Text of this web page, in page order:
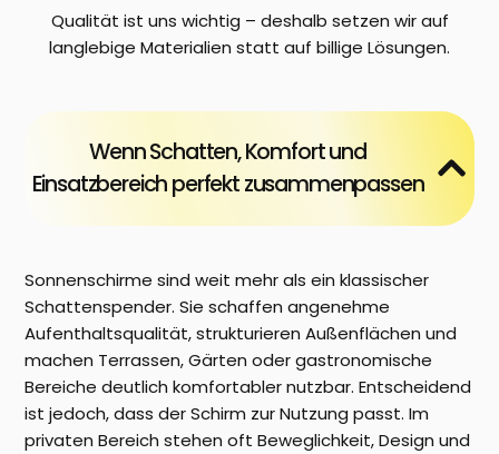
Qualität ist uns wichtig – deshalb setzen wir auf
langlebige Materialien statt auf billige Lösungen.
Wenn Schatten, Komfort und
Einsatzbereich perfekt zusammenpassen
Sonnenschirme sind weit mehr als ein klassischer
Schattenspender. Sie schaffen angenehme
Aufenthaltsqualität, strukturieren Außenflächen und
machen Terrassen, Gärten oder gastronomische
Bereiche deutlich komfortabler nutzbar. Entscheidend
ist jedoch, dass der Schirm zur Nutzung passt. Im
privaten Bereich stehen oft Beweglichkeit, Design und